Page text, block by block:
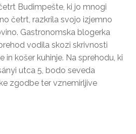
Budimpešte, ki jo mnogi
četrt, razkrila svojo izjemno
Gastronomska blogerka
vodila skozi skrivnosti
in košer kuhinje. Na sprehodu, ki
utca 5, bodo seveda
zgodbe ter vznemirljive